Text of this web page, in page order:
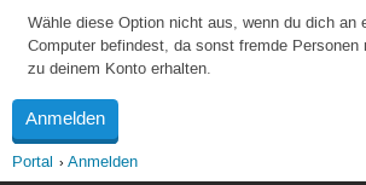
Wähle diese Option nicht aus, wenn du dich an
Computer befindest, da sonst fremde Personen
zu deinem Konto erhalten.
Portal Anmelden